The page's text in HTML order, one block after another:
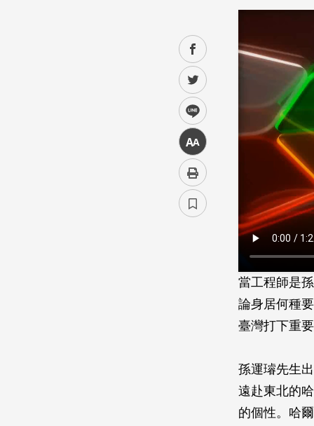
facebook
twitter
line
中
當工程師是
論身居何種
臺灣打下重
孫運璿先生
遠赴東北的
的個性。哈